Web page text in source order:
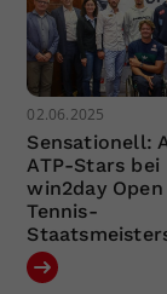
02.06.2025
Sensationell:
ATP-Stars bei
win2day
Tennis-